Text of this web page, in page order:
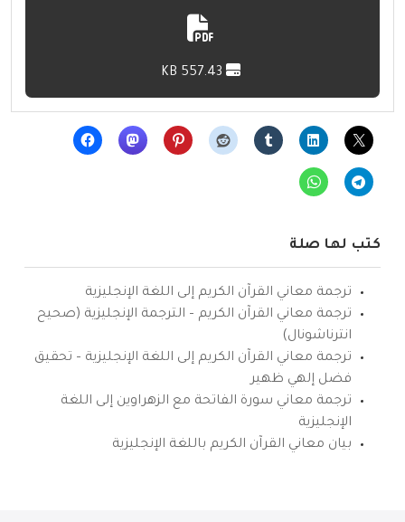
كتب لها صلة
ترجمة معاني القرآن الكريم إلى اللغة الإنجليزية
ترجمة معاني القرآن الكريم – الترجمة الإنجليزية (صحيح
انترناشونال)
ترجمة معاني القرآن الكريم إلى اللغة الإنجليزية – تحقيق
فضل إلهي ظهير
ترجمة معاني سورة الفاتحة مع الزهراوين إلى اللغة
الإنجليزية
بيان معاني القرآن الكريم باللغة الإنجليزية